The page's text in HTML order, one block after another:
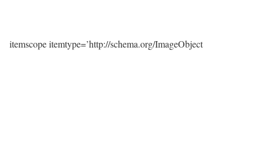
itemscope itemtype=’http://schema.org/ImageObject